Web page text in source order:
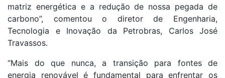
matriz energética e a redução de nossa pegada de
carbono”, comentou o diretor de Engenharia,
Tecnologia e Inovação da Petrobras, Carlos José
Travassos.
“Mais do que nunca, a transição para fontes de
energia renovável é fundamental para enfrentar os